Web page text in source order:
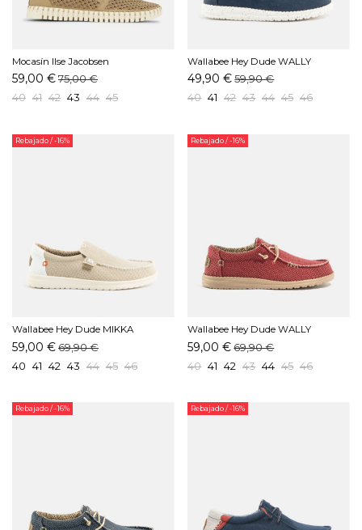
Mocasín Ilse Jacobsen
TULIP140MEN-110 Beige
59,00 €75,00 €
40 41 42 43 44 45
Wallabee Hey Dude WALLY
STRETCH Marino
49,90 € 59,90 €
40 41 42 43 44 45 46
Rebajado/ -16%
Wallabee Hey Dude MIKKA
BRAIDED Beige
59,00 €69,90 €
40 41 42 43 44 45 46
Rebajado/ -16%
Wallabee Hey Dude WALLY
BRAIDED Rojo
59,00 € 69,90 €
40 41 42 43 44 45 46
Rebajado/ -16% Rebajado/ -16%